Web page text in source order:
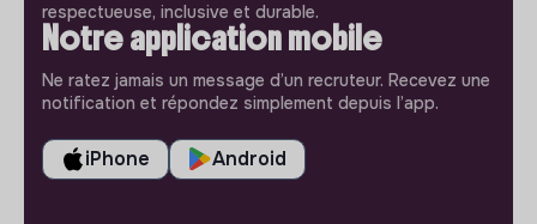
respectueuse, inclusive et durable.
Notre application mobile
Ne ratez jamais un message d’un recruteur. Recevez une
notification et répondez simplement depuis l’app.
iPhone Android